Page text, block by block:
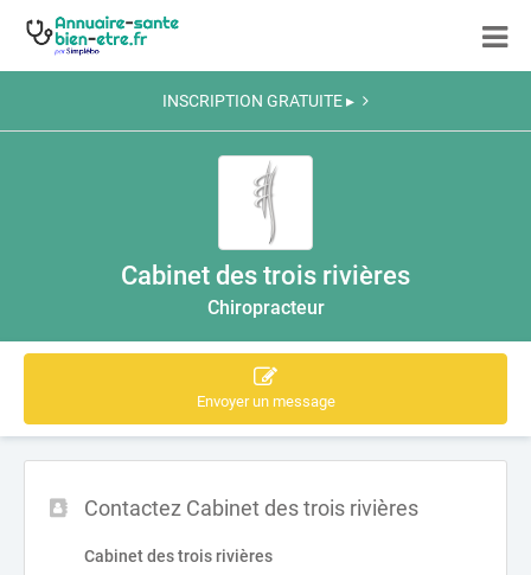
INSCRIPTION GRATUITE ▸
Cabinet des trois rivières
Chiropracteur
Envoyer un message
Contactez Cabinet des trois rivières
Cabinet des trois rivières